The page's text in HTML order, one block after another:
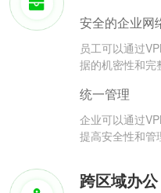
安全的企业网
员工可以通过
据的机密性和完
统一管理
企业可以通过
提高安全性和管
跨区域办公